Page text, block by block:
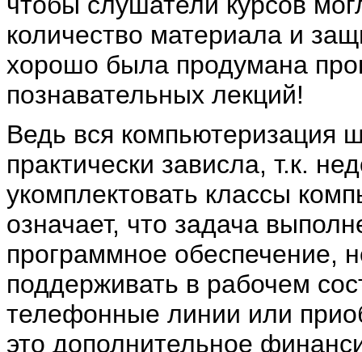
количество материала и
хорошо была продумана
познавательных лекций!
Ведь вся компьютеризация
практически зависла, т.к.
укомплектовать классы
означает, что задача
программное обеспечение,
поддерживать в рабочем
телефонные линии или
это дополнительное